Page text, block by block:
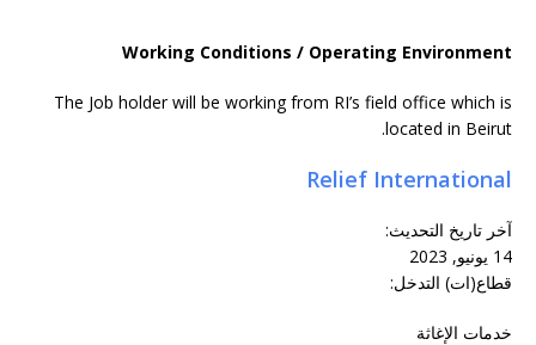
Working Conditions / Operating Environment
The Job holder will be working from RI’s field office which is
located in Beirut.
Relief International
آخر تاريخ التحديث:
14 يونيو, 2023
قطاع(ات) التدخل:
خدمات الإغاثة